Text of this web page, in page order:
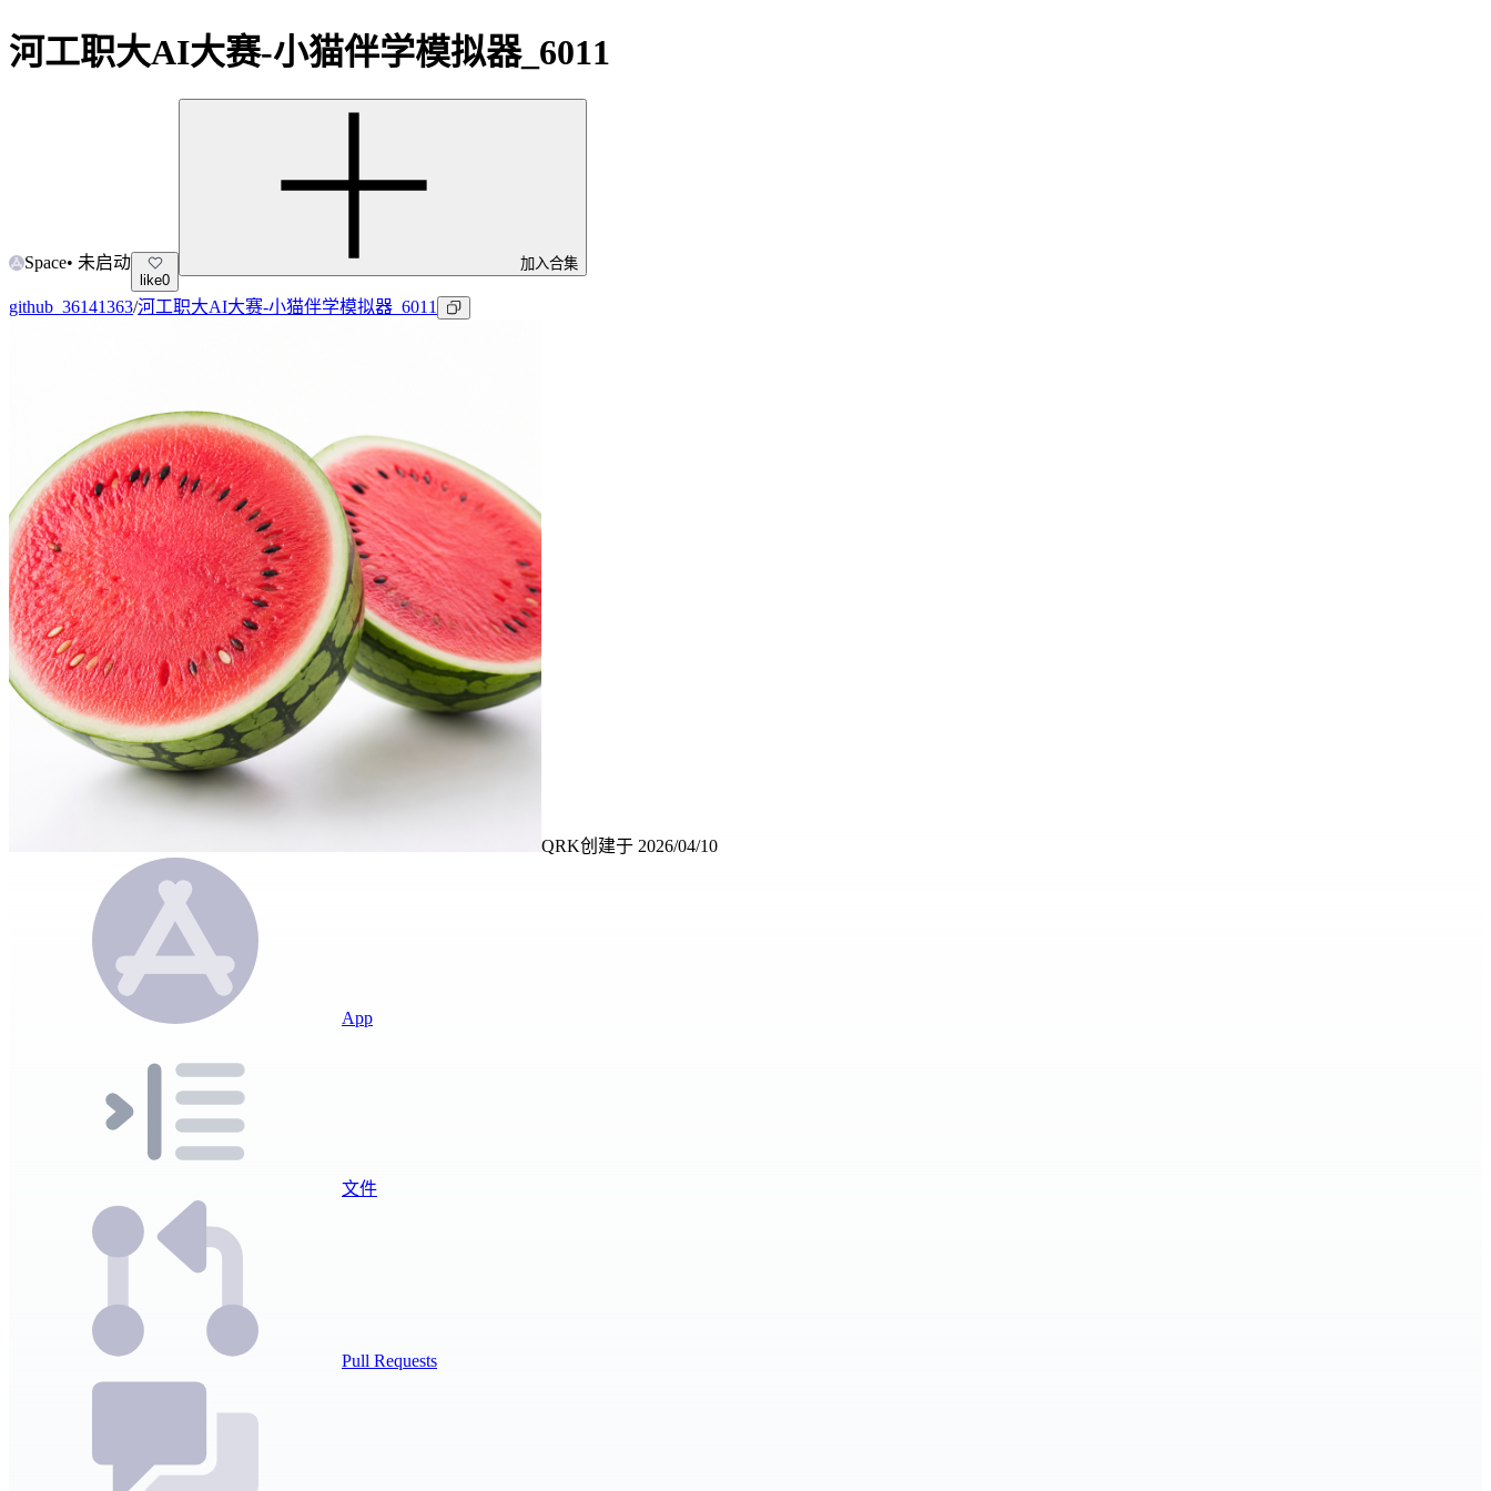
河工职大AI大赛-小猫伴学模拟器_6011
Space• 未启动
like0
加入合集
github_36141363/河工职大AI大赛-小猫伴学模拟器_6011
QRK创建于 2026/04/10
App
文件
Pull Requests